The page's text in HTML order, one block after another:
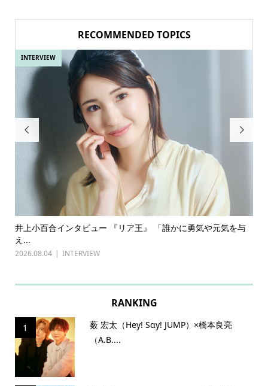
RECOMMENDED TOPICS

井上小百合インタビュー 『リア王』 「誰かに勇気や元気を与
え...
2026.08.04 INTERVIEW
INTERVIEW

RANKING
1
薮 宏太（Hey! Sɑy! JUMP）×橋本良亮
（A.B....